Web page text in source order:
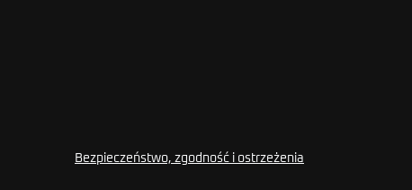
Bezpieczeństwo, zgodność i ostrzeżenia